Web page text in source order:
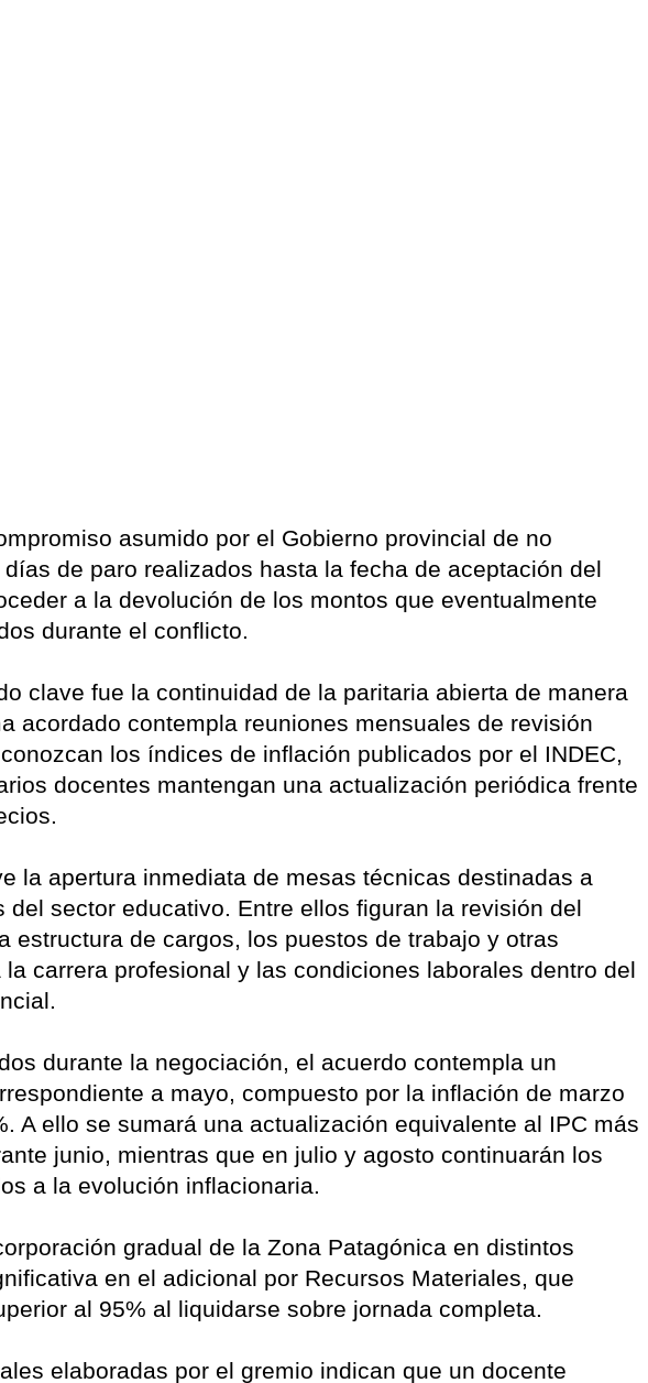
asumido por el Gobierno provincial de no
de paro realizados hasta la fecha de aceptación del
a la devolución de los montos que eventualmente
durante el conflicto.
clave fue la continuidad de la paritaria abierta de manera
acordado contempla reuniones mensuales de revisión
los índices de inflación publicados por el INDEC,
docentes mantengan una actualización periódica frente
la apertura inmediata de mesas técnicas destinadas a
del sector educativo. Entre ellos figuran la revisión del
estructura de cargos, los puestos de trabajo y otras
carrera profesional y las condiciones laborales dentro del
durante la negociación, el acuerdo contempla un
a mayo, compuesto por la inflación de marzo
A ello se sumará una actualización equivalente al IPC más
junio, mientras que en julio y agosto continuarán los
a la evolución inflacionaria.
gradual de la Zona Patagónica en distintos
en el adicional por Recursos Materiales, que
al 95% al liquidarse sobre jornada completa.
elaboradas por el gremio indican que un docente